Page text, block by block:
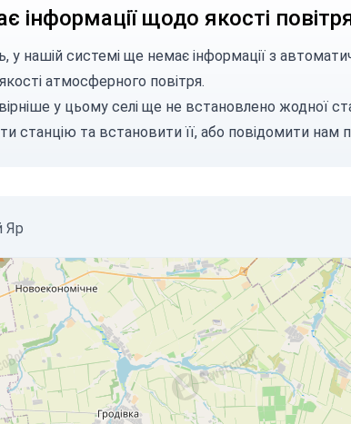
інформації щодо якості
у нашій системі ще немає інформації з
атмосферного повітря.
у цьому селі ще не встановлено жодної
станцію та встановити її, або повідомити нам
Яр